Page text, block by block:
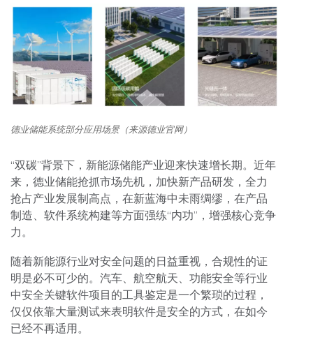
德业储能系统部分应用场景（来源德业官网）
“双碳”背景下，新能源储能产业迎来快速增长期。近年
来，德业储能抢抓市场先机，加快新产品研发，全力
抢占产业发展制高点，在新蓝海中未雨绸缪，在产品
制造、软件系统构建等方面强练“内功”，增强核心竞争
力。
随着新能源行业对安全问题的日益重视，合规性的证
明是必不可少的。汽车、航空航天、功能安全等行业
中安全关键软件项目的工具鉴定是一个繁琐的过程，
仅仅依靠大量测试来表明软件是安全的方式，在如今
已经不再适用。